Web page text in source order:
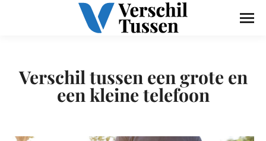
Verschil tussen een grote en
een kleine telefoon